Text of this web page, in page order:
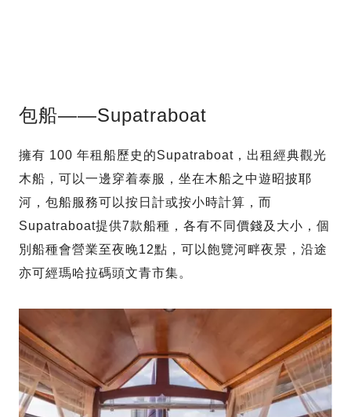
包船——Supatraboat
擁有 100 年租船歷史的Supatraboat，出租經典觀光
木船，可以一邊穿着泰服，坐在木船之中遊昭披耶
河，包船服務可以按日計或按小時計算，而
Supatraboat提供7款船種，各有不同價錢及大小，個
別船種會營業至夜晚12點，可以飽覽河畔夜景，沿途
亦可經瑪哈拉碼頭文青市集。